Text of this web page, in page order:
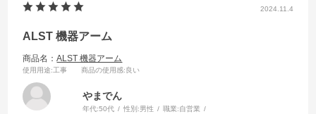
2024.11.4
ALST 機器アーム
商品名：ALST 機器アーム
使用用途:工事 商品の使用感:良い
やまでん
年代:50代 性別:男性 職業:自営業